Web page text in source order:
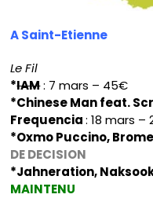
A Saint-Etienne
Le Fil
*IAM: 7 mars – 45€
*Chinese Man feat.
Frequencia: 18 mars –
*Oxmo Puccino, Brome
DE DECISION
*Jahneration,
MAINTENU